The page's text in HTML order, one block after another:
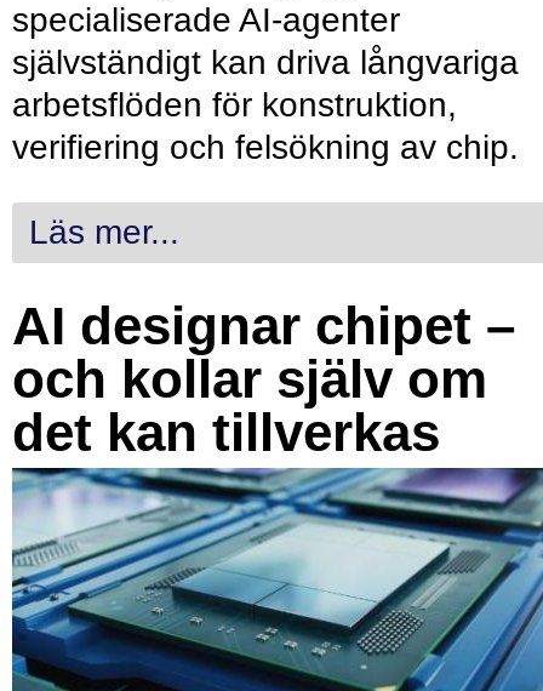
specialiserade AI-agenter
självständigt kan driva långvariga
arbetsflöden för konstruktion,
verifiering och felsökning av chip.
Läs mer...
AI designar chipet –
och kollar själv om
det kan tillverkas